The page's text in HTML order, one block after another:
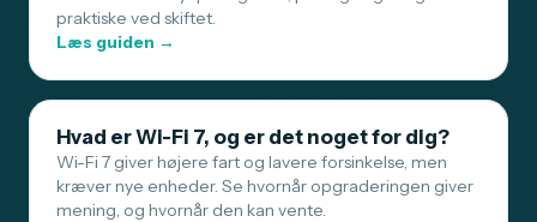
praktiske ved skiftet.
Læs guiden →
Hvad er Wi-Fi 7, og er det noget for dig?
Wi-Fi 7 giver højere fart og lavere forsinkelse, men
kræver nye enheder. Se hvornår opgraderingen giver
mening, og hvornår den kan vente.